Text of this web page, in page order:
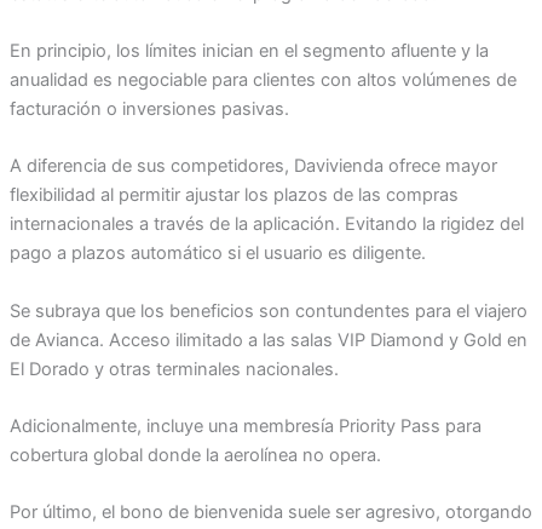
En principio, los límites inician en el segmento afluente y la
anualidad es negociable para clientes con altos volúmenes de
facturación o inversiones pasivas.
A diferencia de sus competidores, Davivienda ofrece mayor
flexibilidad al permitir ajustar los plazos de las compras
internacionales a través de la aplicación. Evitando la rigidez del
pago a plazos automático si el usuario es diligente.
Se subraya que los beneficios son contundentes para el viajero
de Avianca. Acceso ilimitado a las salas VIP Diamond y Gold en
El Dorado y otras terminales nacionales.
Adicionalmente, incluye una membresía Priority Pass para
cobertura global donde la aerolínea no opera.
Por último, el bono de bienvenida suele ser agresivo, otorgando